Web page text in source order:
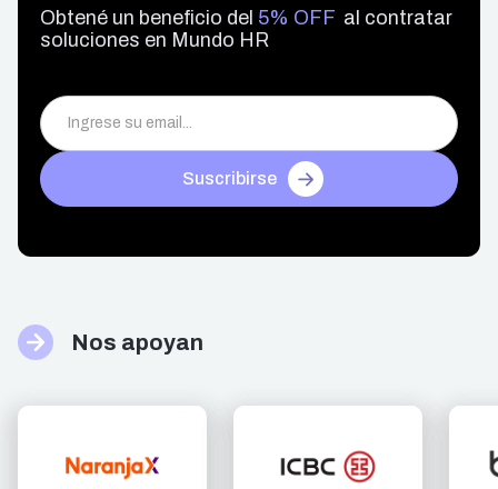
Obtené un beneficio del 5% OFF al contratar
soluciones en Mundo HR
Suscribirse
Nos apoyan